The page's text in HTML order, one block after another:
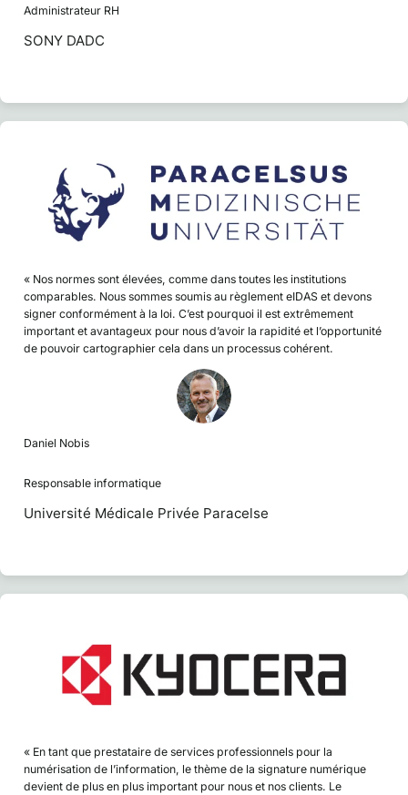
Administrateur RH
SONY DADC
« Nos normes sont élevées, comme dans toutes les institutions
comparables. Nous sommes soumis au règlement eIDAS et devons
signer conformément à la loi. C’est pourquoi il est extrêmement
important et avantageux pour nous d’avoir la rapidité et l’opportunité
de pouvoir cartographier cela dans un processus cohérent.
Daniel Nobis
Responsable informatique
Université Médicale Privée Paracelse
« En tant que prestataire de services professionnels pour la
numérisation de l’information, le thème de la signature numérique
devient de plus en plus important pour nous et nos clients. Le